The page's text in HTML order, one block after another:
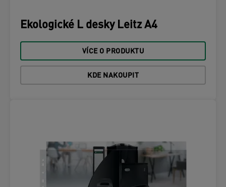
Ekologické L desky Leitz A4
VÍCE O PRODUKTU
KDE NAKOUPIT